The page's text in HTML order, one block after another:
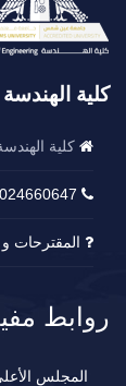
كلية الهندسة
كلية
المقترحات
روابط
المجلس